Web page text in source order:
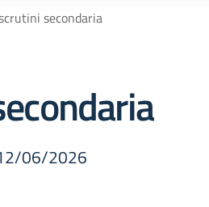
secondaria
06/2026